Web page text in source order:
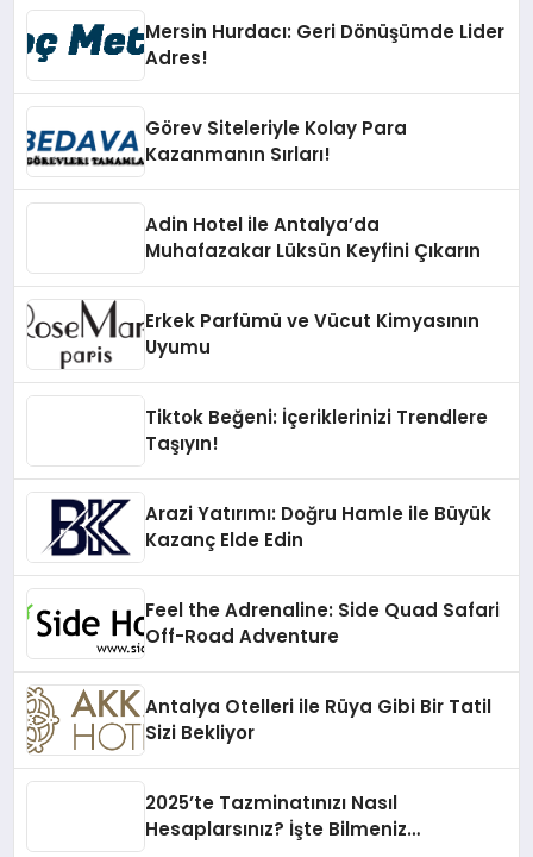
Mersin Hurdacı: Geri Dönüşümde Lider
Adres!
Görev Siteleriyle Kolay Para
Kazanmanın Sırları!
Adin Hotel ile Antalya’da
Muhafazakar Lüksün Keyfini Çıkarın
Erkek Parfümü ve Vücut Kimyasının
Uyumu
Tiktok Beğeni: İçeriklerinizi Trendlere
Taşıyın!
Arazi Yatırımı: Doğru Hamle ile Büyük
Kazanç Elde Edin
Feel the Adrenaline: Side Quad Safari
Off-Road Adventure
Antalya Otelleri ile Rüya Gibi Bir Tatil
Sizi Bekliyor
2025’te Tazminatınızı Nasıl
Hesaplarsınız? İşte Bilmeniz